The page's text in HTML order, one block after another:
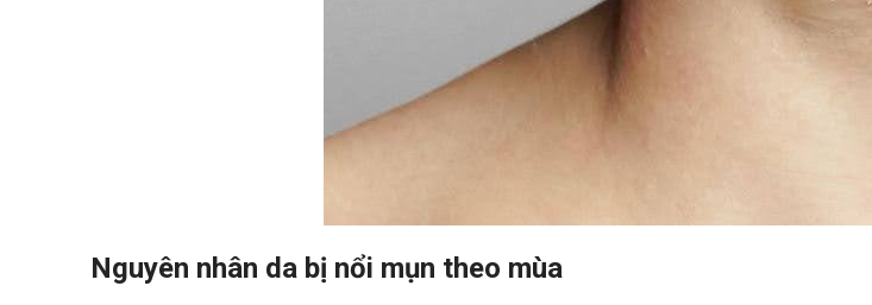
Nguyên nhân da bị nổi mụn theo mùa